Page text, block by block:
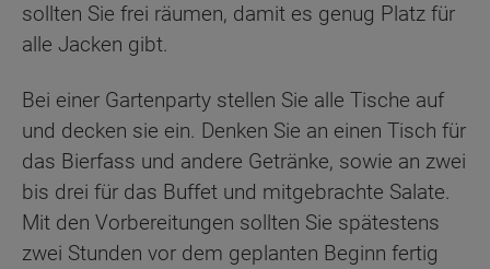
sollten Sie frei räumen, damit es genug Platz für
alle Jacken gibt.
Bei einer Gartenparty stellen Sie alle Tische auf
und decken sie ein. Denken Sie an einen Tisch für
das Bierfass und andere Getränke, sowie an zwei
bis drei für das Buffet und mitgebrachte Salate.
Mit den Vorbereitungen sollten Sie spätestens
zwei Stunden vor dem geplanten Beginn fertig